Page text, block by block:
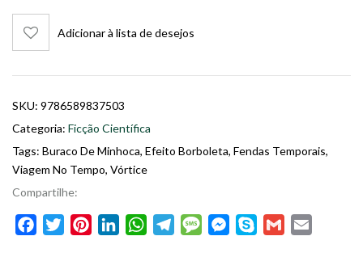
Adicionar à lista de desejos
SKU: 9786589837503
Categoria: Ficção Científica
Tags: Buraco De Minhoca, Efeito Borboleta, Fendas Temporais,
Viagem No Tempo, Vórtice
Compartilhe:
FacebookTwitterPinterestLinkedInWhatsAppTelegramMessageMessenger
Skype Gmail